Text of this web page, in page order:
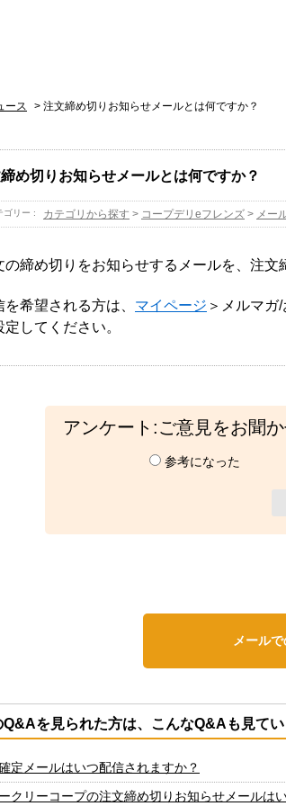
ース > 注文締め切りお知らせメールとは何ですか？
め切りお知らせメールとは何ですか？
ゴリー : カテゴリから探す > コープデリeフレンズ > メー
の締め切りをお知らせするメールを、注文
を希望される方は、 マイページ ＞メルマガ
定してください。
アンケート:ご意見をお聞
参考になった
メール
Q&Aを見られた方は、こんなQ&Aも見て
定メールはいつ配信されますか？
クリーコープの注文締め切りお知らせメールは